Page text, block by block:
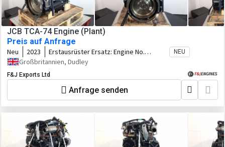
JCB TCA-74 Engine (Plant)
Preis auf Anfrage
Neu 2023 Erstausrüster Ersatz: Engine No.
SF320/41948 U0696323
NEU
Großbritannien, Dudley
F&J Exports Ltd
Anfrage senden